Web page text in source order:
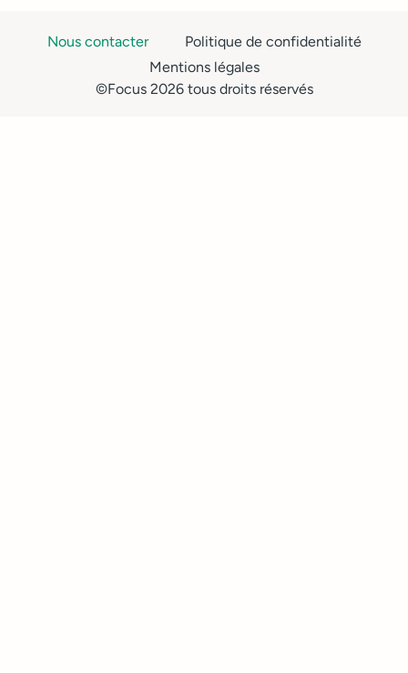
Nous contacter
Politique de confidentialité
Mentions légales
©Focus 2026 tous droits réservés​